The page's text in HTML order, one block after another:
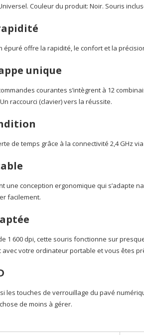
Couleur du produit: Noir. Souris
épuré offre la rapidité, le confort et la
unique
courantes s’intègrent à 12
raccourci (clavier) vers la réussite.
de temps grâce à la connectivité 2,4 GHz
une conception ergonomique qui s’adapte
facilement.
1 600 dpi, cette souris fonctionne sur
avec votre ordinateur portable et vous êtes
les touches de verrouillage du pavé
de moins à gérer.